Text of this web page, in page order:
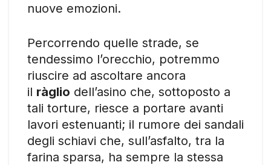
nuove emozioni.
Percorrendo quelle strade, se
tendessimo l’orecchio, potremmo
riuscire ad ascoltare ancora
il ràglio dell’asino che, sottoposto a
tali torture, riesce a portare avanti
lavori estenuanti; il rumore dei sandali
degli schiavi che, sull’asfalto, tra la
farina sparsa, ha sempre la stessa